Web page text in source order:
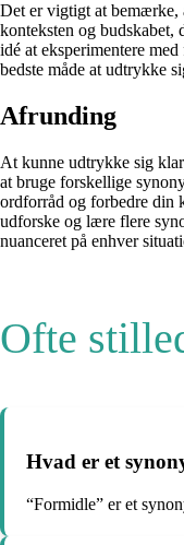
Det er vigtigt at bemærke,
konteksten og
idé at eksperimentere
bedste måde at udtrykke
Afrunding
At kunne udtrykke sig
at bruge forskellige
ordforråd og forbedre din
udforske og lære flere
nuanceret på enhver
Ofte
Hvad er et
“Formidle” er et